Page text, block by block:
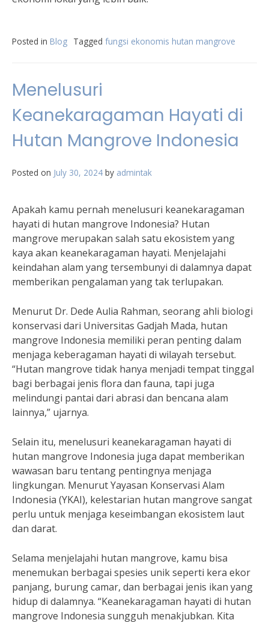
Posted in Blog Tagged fungsi ekonomis hutan mangrove
Menelusuri
Keanekaragaman Hayati di
Hutan Mangrove Indonesia
Posted on July 30, 2024 by admintak
Apakah kamu pernah menelusuri keanekaragaman
hayati di hutan mangrove Indonesia? Hutan
mangrove merupakan salah satu ekosistem yang
kaya akan keanekaragaman hayati. Menjelajahi
keindahan alam yang tersembunyi di dalamnya dapat
memberikan pengalaman yang tak terlupakan.
Menurut Dr. Dede Aulia Rahman, seorang ahli biologi
konservasi dari Universitas Gadjah Mada, hutan
mangrove Indonesia memiliki peran penting dalam
menjaga keberagaman hayati di wilayah tersebut.
“Hutan mangrove tidak hanya menjadi tempat tinggal
bagi berbagai jenis flora dan fauna, tapi juga
melindungi pantai dari abrasi dan bencana alam
lainnya,” ujarnya.
Selain itu, menelusuri keanekaragaman hayati di
hutan mangrove Indonesia juga dapat memberikan
wawasan baru tentang pentingnya menjaga
lingkungan. Menurut Yayasan Konservasi Alam
Indonesia (YKAI), kelestarian hutan mangrove sangat
perlu untuk menjaga keseimbangan ekosistem laut
dan darat.
Selama menjelajahi hutan mangrove, kamu bisa
menemukan berbagai spesies unik seperti kera ekor
panjang, burung camar, dan berbagai jenis ikan yang
hidup di dalamnya. “Keanekaragaman hayati di hutan
mangrove Indonesia sungguh menakjubkan. Kita